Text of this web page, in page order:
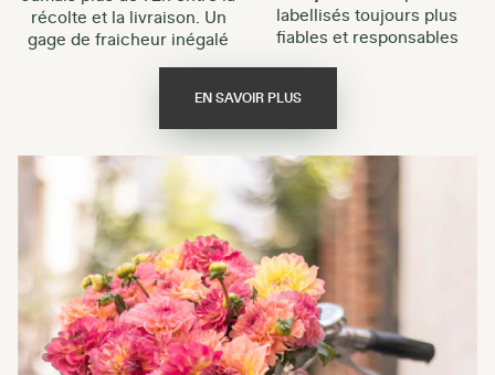
récolte et la livraison. Un
gage de fraicheur inégalé
labellisés toujours plus
fiables et responsables
EN SAVOIR PLUS